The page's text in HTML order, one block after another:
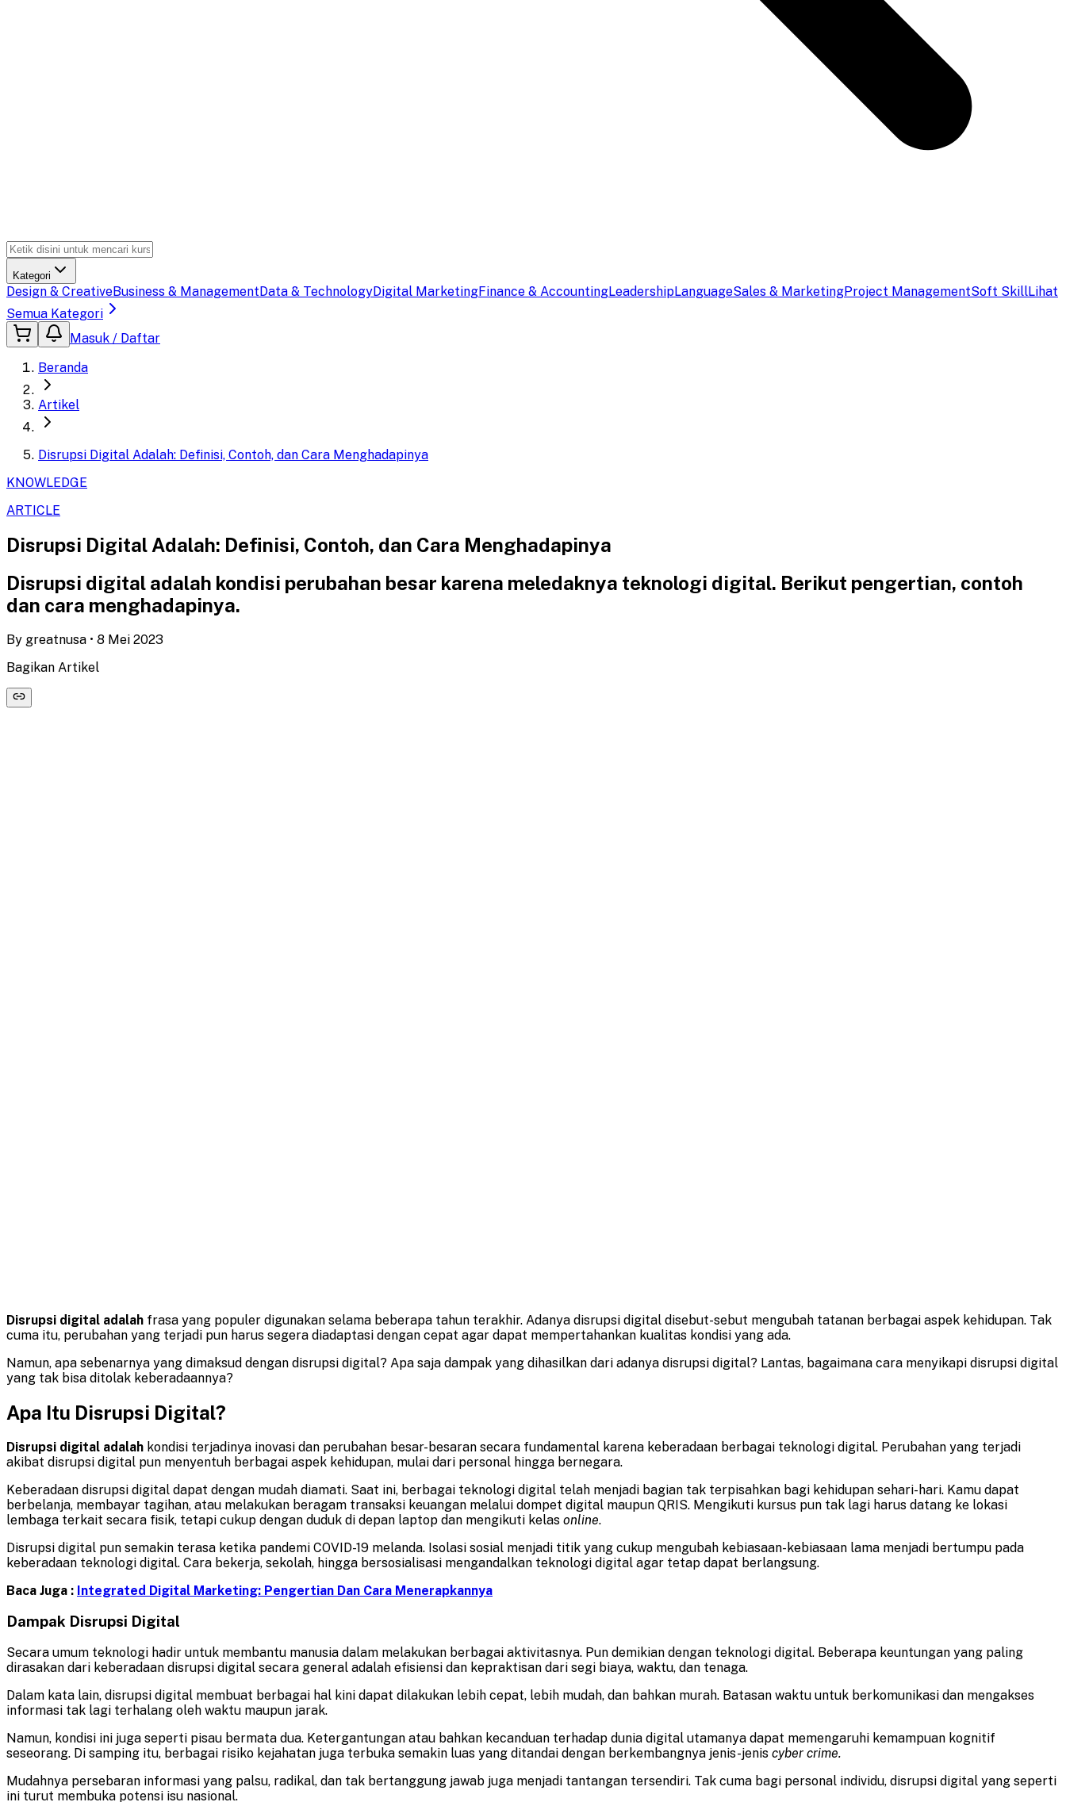
Kategori
Design & CreativeBusiness & ManagementData & TechnologyDigital MarketingFinance & AccountingLeadershipLanguageSales & MarketingProject ManagementSoft SkillLihat
Semua Kategori
Masuk / Daftar
Beranda
Artikel
Disrupsi Digital Adalah: Definisi, Contoh, dan Cara Menghadapinya
KNOWLEDGE
ARTICLE
Disrupsi Digital Adalah: Definisi, Contoh, dan Cara Menghadapinya
Disrupsi digital adalah kondisi perubahan besar karena meledaknya teknologi digital. Berikut pengertian, contoh
dan cara menghadapinya.
By greatnusa • 8 Mei 2023
Bagikan Artikel
Disrupsi digital adalah frasa yang populer digunakan selama beberapa tahun terakhir. Adanya disrupsi digital disebut-sebut mengubah tatanan berbagai aspek kehidupan. Tak
cuma itu, perubahan yang terjadi pun harus segera diadaptasi dengan cepat agar dapat mempertahankan kualitas kondisi yang ada.
Namun, apa sebenarnya yang dimaksud dengan disrupsi digital? Apa saja dampak yang dihasilkan dari adanya disrupsi digital? Lantas, bagaimana cara menyikapi disrupsi digital
yang tak bisa ditolak keberadaannya?
Apa Itu Disrupsi Digital?
Disrupsi digital adalah kondisi terjadinya inovasi dan perubahan besar-besaran secara fundamental karena keberadaan berbagai teknologi digital. Perubahan yang terjadi
akibat disrupsi digital pun menyentuh berbagai aspek kehidupan, mulai dari personal hingga bernegara.
Keberadaan disrupsi digital dapat dengan mudah diamati. Saat ini, berbagai teknologi digital telah menjadi bagian tak terpisahkan bagi kehidupan sehari-hari. Kamu dapat
berbelanja, membayar tagihan, atau melakukan beragam transaksi keuangan melalui dompet digital maupun QRIS. Mengikuti kursus pun tak lagi harus datang ke lokasi
lembaga terkait secara fisik, tetapi cukup dengan duduk di depan laptop dan mengikuti kelas online.
Disrupsi digital pun semakin terasa ketika pandemi COVID-19 melanda. Isolasi sosial menjadi titik yang cukup mengubah kebiasaan-kebiasaan lama menjadi bertumpu pada
keberadaan teknologi digital. Cara bekerja, sekolah, hingga bersosialisasi mengandalkan teknologi digital agar tetap dapat berlangsung.
Baca Juga : Integrated Digital Marketing: Pengertian Dan Cara Menerapkannya
Dampak Disrupsi Digital
Secara umum teknologi hadir untuk membantu manusia dalam melakukan berbagai aktivitasnya. Pun demikian dengan teknologi digital. Beberapa keuntungan yang paling
dirasakan dari keberadaan disrupsi digital secara general adalah efisiensi dan kepraktisan dari segi biaya, waktu, dan tenaga.
Dalam kata lain, disrupsi digital membuat berbagai hal kini dapat dilakukan lebih cepat, lebih mudah, dan bahkan murah. Batasan waktu untuk berkomunikasi dan mengakses
informasi tak lagi terhalang oleh waktu maupun jarak.
Namun, kondisi ini juga seperti pisau bermata dua. Ketergantungan atau bahkan kecanduan terhadap dunia digital utamanya dapat memengaruhi kemampuan kognitif
seseorang. Di samping itu, berbagai risiko kejahatan juga terbuka semakin luas yang ditandai dengan berkembangnya jenis-jenis cyber crime.
Mudahnya persebaran informasi yang palsu, radikal, dan tak bertanggung jawab juga menjadi tantangan tersendiri. Tak cuma bagi personal individu, disrupsi digital yang seperti
ini turut membuka potensi isu nasional.